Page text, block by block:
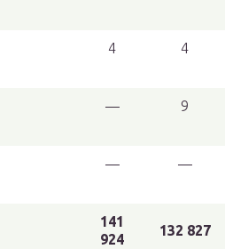
4 4
— 9
— —
141
924
132 827